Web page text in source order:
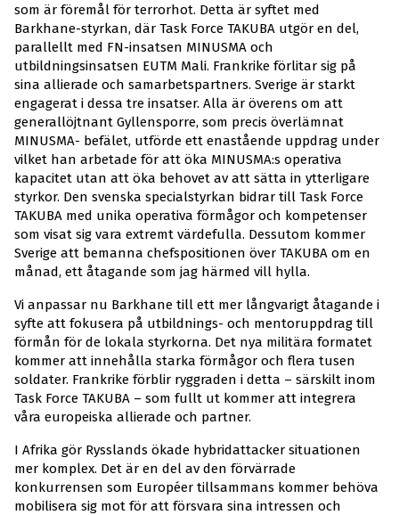
som är föremål för terrorhot. Detta är syftet med
Barkhane-styrkan, där Task Force TAKUBA utgör en del,
parallellt med FN-insatsen MINUSMA och
utbildningsinsatsen EUTM Mali. Frankrike förlitar sig på
sina allierade och samarbetspartners. Sverige är starkt
engagerat i dessa tre insatser. Alla är överens om att
generallöjtnant Gyllensporre, som precis överlämnat
MINUSMA- befälet, utförde ett enastående uppdrag under
vilket han arbetade för att öka MINUSMA:s operativa
kapacitet utan att öka behovet av att sätta in ytterligare
styrkor. Den svenska specialstyrkan bidrar till Task Force
TAKUBA med unika operativa förmågor och kompetenser
som visat sig vara extremt värdefulla. Dessutom kommer
Sverige att bemanna chefspositionen över TAKUBA om en
månad, ett åtagande som jag härmed vill hylla.
Vi anpassar nu Barkhane till ett mer långvarigt åtagande i
syfte att fokusera på utbildnings- och mentoruppdrag till
förmån för de lokala styrkorna. Det nya militära formatet
kommer att innehålla starka förmågor och flera tusen
soldater. Frankrike förblir ryggraden i detta – särskilt inom
Task Force TAKUBA – som fullt ut kommer att integrera
våra europeiska allierade och partner.
I Afrika gör Rysslands ökade hybridattacker situationen
mer komplex. Det är en del av den förvärrade
konkurrensen som Européer tillsammans kommer behöva
mobilisera sig mot för att försvara sina intressen och